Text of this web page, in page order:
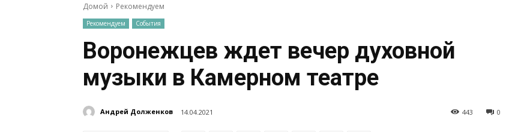
Домой Рекомендуем
Рекомендуем События
Воронежцев ждет вечер духовной
музыки в Камерном театре
Андрей Долженков 14.04.2021 0
443